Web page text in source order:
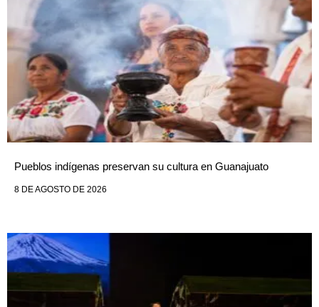
Pueblos indígenas preservan su cultura en Guanajuato
8 DE AGOSTO DE 2026